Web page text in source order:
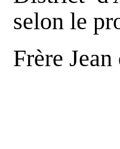
selon le
Frère